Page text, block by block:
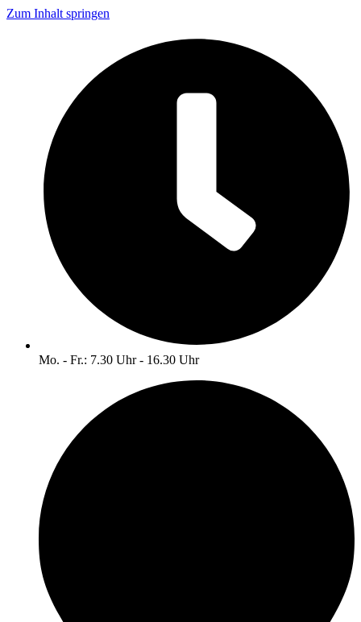
Zum Inhalt springen
Mo. - Fr.: 7.30 Uhr - 16.30 Uhr